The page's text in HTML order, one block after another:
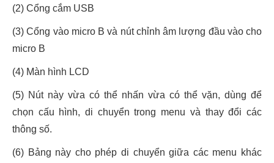
(2) Cổng cắm USB
(3) Cổng vào micro B và nút chỉnh âm lượng đầu vào cho
micro B
(4) Màn hình LCD
(5) Nút này vừa có thể nhấn vừa có thể vặn, dùng để
chọn cấu hình, di chuyển trong menu và thay đổi các
thông số.
(6) Bảng này cho phép di chuyển giữa các menu khác